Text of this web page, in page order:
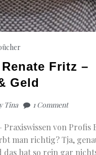
Fritz –
Geld
Tina 1 Comment
von Profis
man richtig? Tja,
hat so rein gar